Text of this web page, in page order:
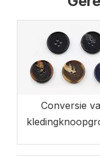
Conversie